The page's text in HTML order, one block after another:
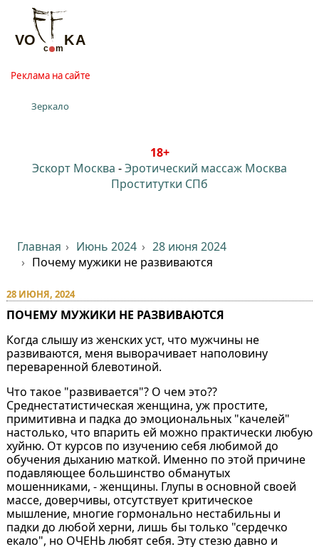
Реклама на сайте
Зеркало
18+
Эскорт Москва -Эротический массаж Москва
Проститутки СПб
Главная Июнь 2024
28 июня 2024
Почему мужики не развиваются
28 ИЮНЯ, 2024
ПОЧЕМУ МУЖИКИ НЕ РАЗВИВАЮТСЯ
Когда слышу из женских уст, что мужчины не
развиваются, меня выворачивает наполовину
переваренной блевотиной.
Что такое "развивается"? О чем это??
Среднестатистическая женщина, уж простите,
примитивна и падка до эмоциональных "качелей"
настолько, что впарить ей можно практически любую
хуйню. От курсов по изучению себя любимой до
обучения дыханию маткой. Именно по этой причине
подавляющее большинство обманутых
мошенниками, - женщины. Глупы в основной своей
массе, доверчивы, отсутствует критическое
мышление, многие гормонально нестабильны и
падки до любой херни, лишь бы только "сердечко
екало", но ОЧЕНЬ любят себя. Эту стезю давно и